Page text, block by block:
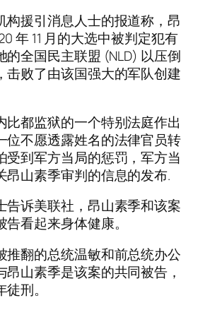
构援引消息人士的报道称，昂
年 11 月的大选中被判定犯有
的全国民主联盟 (NLD) 以压倒
击败了由该国强大的军队创建
比都监狱的一个特别法庭作出
位不愿透露姓名的法律官员转
受到军方当局的惩罚，军方当
昂山素季审判的信息的发布.
告诉美联社，昂山素季和该案
看起来身体健康。
推翻的总统温敏和前总统办公
昂山素季是该案的共同被告，
刑。